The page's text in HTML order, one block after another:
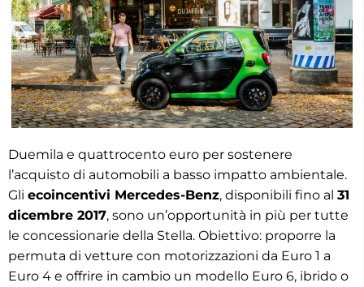
Duemila e quattrocento euro per sostenere
l’acquisto di automobili a basso impatto ambientale.
Gli ecoincentivi Mercedes-Benz, disponibili fino al 31
dicembre 2017, sono un’opportunità in più per tutte
le concessionarie della Stella. Obiettivo: proporre la
permuta di vetture con motorizzazioni da Euro 1 a
Euro 4 e offrire in cambio un modello Euro 6, ibrido o